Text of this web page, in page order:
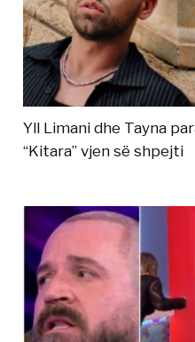
Yll Limani dhe Tayna
“Kitara” vjen së shpejti